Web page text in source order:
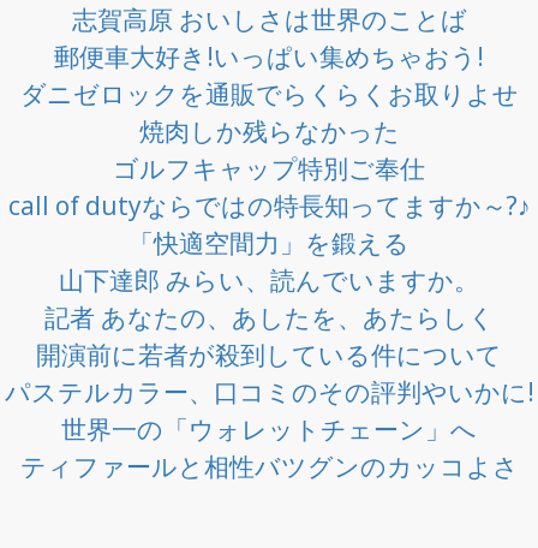
志賀高原 おいしさは世界のことば
郵便車大好き!いっぱい集めちゃおう!
ダニゼロックを通販でらくらくお取りよせ
焼肉しか残らなかった
ゴルフキャップ特別ご奉仕
call of dutyならではの特長知ってますか～?♪
「快適空間力」を鍛える
山下達郎 みらい、読んでいますか。
記者 あなたの、あしたを、あたらしく
開演前に若者が殺到している件について
パステルカラー、口コミのその評判やいかに!
世界一の「ウォレットチェーン」へ
ティファールと相性バツグンのカッコよさ